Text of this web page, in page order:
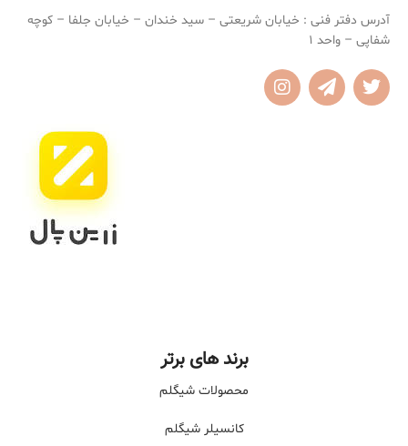
آدرس دفتر فنی : خیابان شریعتی – سید خندان – خیابان جلفا – کوچه
شفاپی – واحد 1
برند های برتر
محصولات شیگلم
کانسیلر شیگلم